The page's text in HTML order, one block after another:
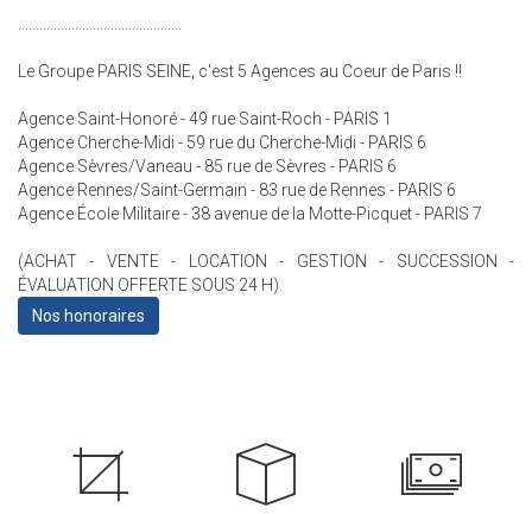
..............................................
Le Groupe PARIS SEINE, c'est 5 Agences au Coeur de Paris !!
Agence Saint-Honoré - 49 rue Saint-Roch - PARIS 1
Agence Cherche-Midi - 59 rue du Cherche-Midi - PARIS 6
Agence Sèvres/Vaneau - 85 rue de Sèvres - PARIS 6
Agence Rennes/Saint-Germain - 83 rue de Rennes - PARIS 6
Agence École Militaire - 38 avenue de la Motte-Picquet - PARIS 7
(ACHAT - VENTE - LOCATION - GESTION - SUCCESSION -
ÉVALUATION OFFERTE SOUS 24 H).
Nos honoraires